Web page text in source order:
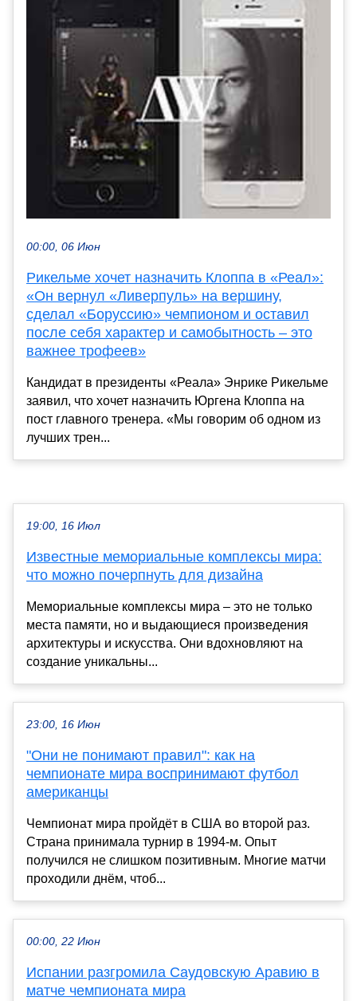
00:00, 06 Июн
Рикельме хочет назначить Клоппа в «Реал»:
«Он вернул «Ливерпуль» на вершину,
сделал «Боруссию» чемпионом и оставил
после себя характер и самобытность – это
важнее трофеев»
Кандидат в президенты «Реала» Энрике Рикельме
заявил, что хочет назначить Юргена Клоппа на
пост главного тренера. «Мы говорим об одном из
лучших трен...
19:00, 16 Июл
Известные мемориальные комплексы мира:
что можно почерпнуть для дизайна
Мемориальные комплексы мира – это не только
места памяти, но и выдающиеся произведения
архитектуры и искусства. Они вдохновляют на
создание уникальны...
23:00, 16 Июн
"Они не понимают правил": как на
чемпионате мира воспринимают футбол
американцы
Чемпионат мира пройдёт в США во второй раз.
Страна принимала турнир в 1994-м. Опыт
получился не слишком позитивным. Многие матчи
проходили днём, чтоб...
00:00, 22 Июн
Испании разгромила Саудовскую Аравию в
матче чемпионата мира